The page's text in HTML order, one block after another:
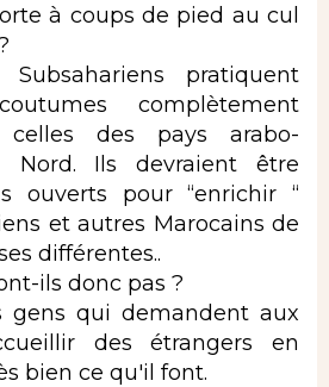
à coups de pied au cul
pratiquent
complètement
des pays arabo-
Nord. Ils devraient être
ouverts pour “enrichir “
et autres Marocains de
différentes..
ils donc pas ?
gens qui demandent aux
des étrangers en
bien ce qu'il font.